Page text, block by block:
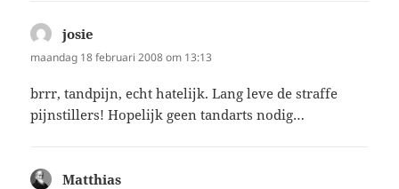
josie
maandag 18 februari 2008 om 13:13
brrr, tandpijn, echt hatelijk. Lang leve de straffe
pijnstillers! Hopelijk geen tandarts nodig…
Matthias